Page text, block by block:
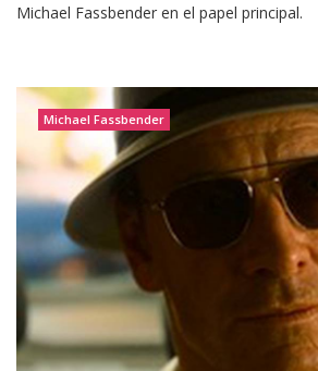
Michael Fassbender en el papel principal.
Michael Fassbender